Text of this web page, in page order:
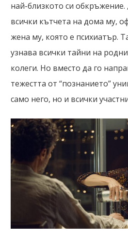
най-близкото си обкръжение.
всички кътчета на дома му,
жена му, която е психиатър.
узнава всички тайни на
колеги. Но вместо да го
тежестта от “познанието”
само него, но и всички